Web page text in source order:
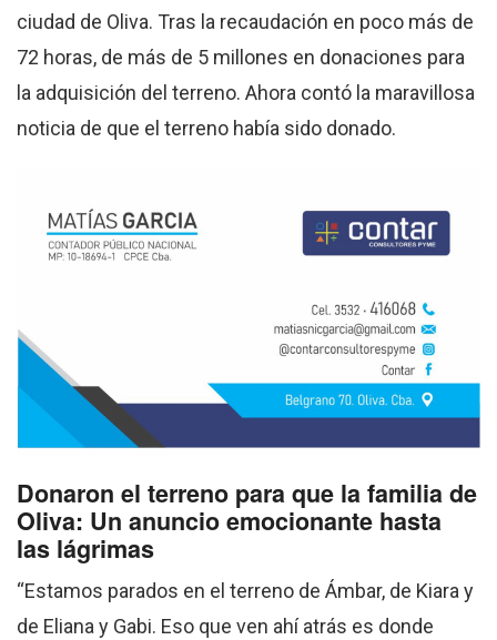
ciudad de Oliva. Tras la recaudación en poco más de
72 horas, de más de 5 millones en donaciones para
la adquisición del terreno. Ahora contó la maravillosa
noticia de que el terreno había sido donado.
Donaron el terreno para que la familia de
Oliva: Un anuncio emocionante hasta
las lágrimas
“Estamos parados en el terreno de Ámbar, de Kiara y
de Eliana y Gabi. Eso que ven ahí atrás es donde